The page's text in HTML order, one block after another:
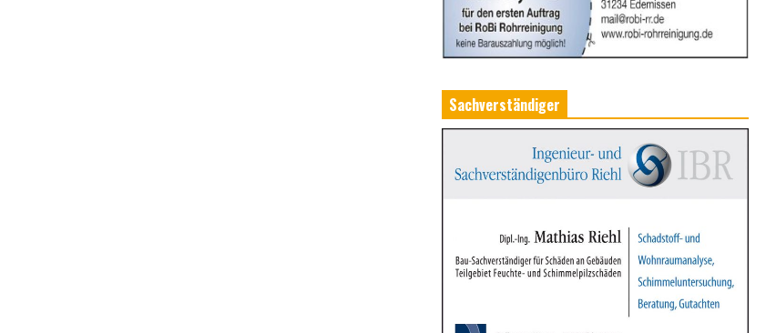
Sachverständiger